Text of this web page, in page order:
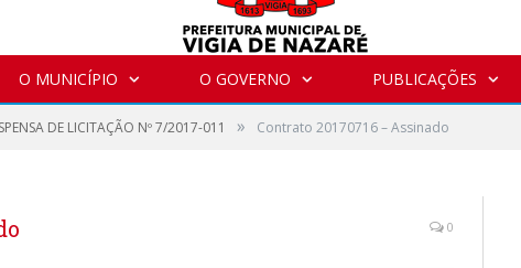
O MUNICÍPIO O GOVERNO PUBLICAÇÕES
DE LICITAÇÃO Nº 7/2017-011 » Contrato 20170716 – Assinado
0